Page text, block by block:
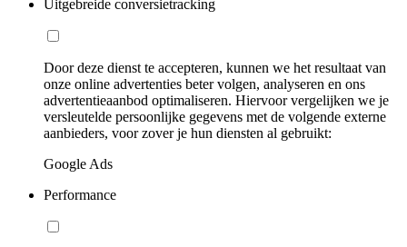
Uitgebreide conversietracking
Door deze dienst te accepteren, kunnen we het resultaat van
onze online advertenties beter volgen, analyseren en ons
advertentieaanbod optimaliseren. Hiervoor vergelijken we je
versleutelde persoonlijke gegevens met de volgende externe
aanbieders, voor zover je hun diensten al gebruikt:
Google Ads
Performance